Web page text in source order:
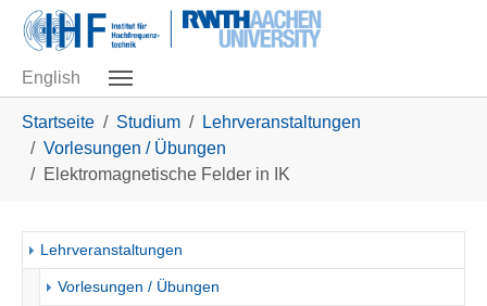
Skip to main navigation
Zum Hauptinhalt springen
Skip to page footer
English
Startseite Studium
Lehrveranstaltungen
Vorlesungen / Übungen
Elektromagnetische Felder in IK
Lehrveranstaltungen
Vorlesungen / Übungen